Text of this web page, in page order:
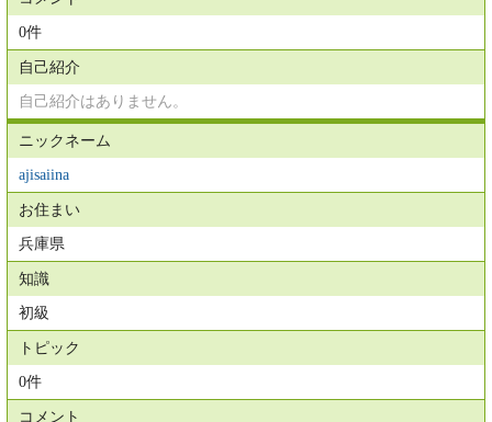
0件
自己紹介
自己紹介はありません。
ニックネーム
ajisaiina
お住まい
兵庫県
知識
初級
トピック
0件
コメント